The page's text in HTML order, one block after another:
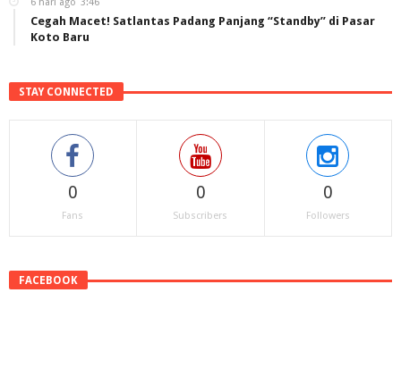
Cegah Macet! Satlantas Padang Panjang “Standby” di Pasar
Koto Baru
STAY CONNECTED
0
Fans
0
Subscribers
0
Followers
FACEBOOK